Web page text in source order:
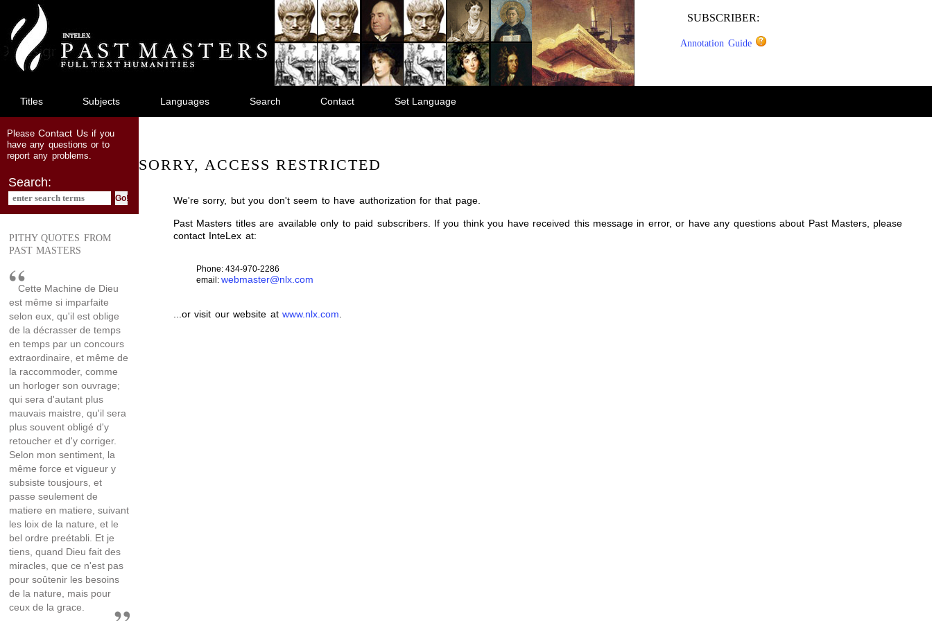
main
content
SUBSCRIBER:
Annotation Guide
Titles Subjects Languages Search Contact Set Language
PleaseContact Usif you
have any questions or to
report any problems.
Search:
PITHY QUOTES FROM
PAST MASTERS
Cette Machine de Dieu
est même si imparfaite
selon eux, qu'il est oblige
de la décrasser de temps
en temps par un concours
extraordinaire, et même de
la raccommoder, comme
un horloger son ouvrage;
qui sera d'autant plus
mauvais maistre, qu'il sera
plus souvent obligé d'y
retoucher et d'y corriger.
Selon mon sentiment, la
même force et vigueur y
subsiste tousjours, et
passe seulement de
matiere en matiere, suivant
les loix de la nature, et le
bel ordre preétabli. Et je
tiens, quand Dieu fait des
miracles, que ce n'est pas
pour soûtenir les besoins
de la nature, mais pour
ceux de la grace.
SORRY, ACCESS RESTRICTED
We're sorry, but you don't seem to have authorization for that page.
Past Masters titles are available only to paid subscribers. If you think you have received this message in error, or have any questions about Past Masters, please
contact InteLex at:
Phone: 434-970-2286
email: webmaster@nlx.com
...or visit our website atwww.nlx.com